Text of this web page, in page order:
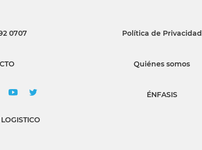
0707 Política de Privacidad
Quiénes somos
ÉNFASIS